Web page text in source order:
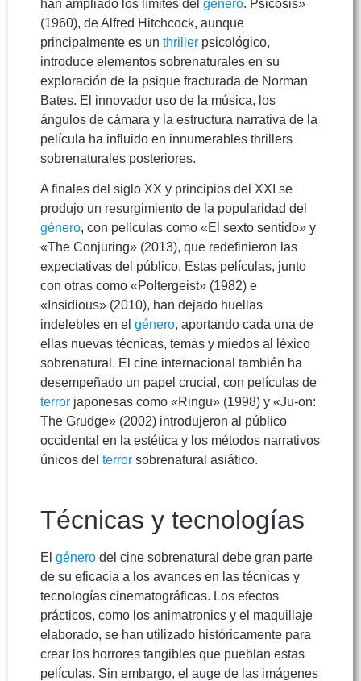
han ampliado los límites del género. Psicosis»
(1960), de Alfred Hitchcock, aunque
principalmente es un thriller psicológico,
introduce elementos sobrenaturales en su
exploración de la psique fracturada de Norman
Bates. El innovador uso de la música, los
ángulos de cámara y la estructura narrativa de la
película ha influido en innumerables thrillers
sobrenaturales posteriores.
A finales del siglo XX y principios del XXI se
produjo un resurgimiento de la popularidad del
género, con películas como «El sexto sentido» y
«The Conjuring» (2013), que redefinieron las
expectativas del público. Estas películas, junto
con otras como «Poltergeist» (1982) e
«Insidious» (2010), han dejado huellas
indelebles en el género, aportando cada una de
ellas nuevas técnicas, temas y miedos al léxico
sobrenatural. El cine internacional también ha
desempeñado un papel crucial, con películas de
terror japonesas como «Ringu» (1998) y «Ju-on:
The Grudge» (2002) introdujeron al público
occidental en la estética y los métodos narrativos
únicos del terror sobrenatural asiático.
Técnicas y tecnologías
El género del cine sobrenatural debe gran parte
de su eficacia a los avances en las técnicas y
tecnologías cinematográficas. Los efectos
prácticos, como los animatronics y el maquillaje
elaborado, se han utilizado históricamente para
crear los horrores tangibles que pueblan estas
películas. Sin embargo, el auge de las imágenes